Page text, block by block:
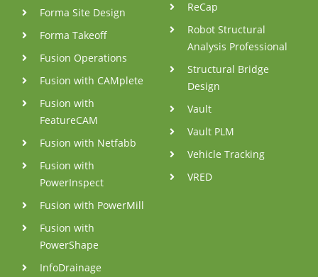
Forma Site Design
Forma Takeoff
Fusion Operations
Fusion with CAMplete
Fusion with
FeatureCAM
Fusion with Netfabb
Fusion with
PowerInspect
Fusion with PowerMill
Fusion with
PowerShape
InfoDrainage
ReCap
Robot Structural
Analysis Professional
Structural Bridge
Design
Vault
Vault PLM
Vehicle Tracking
VRED